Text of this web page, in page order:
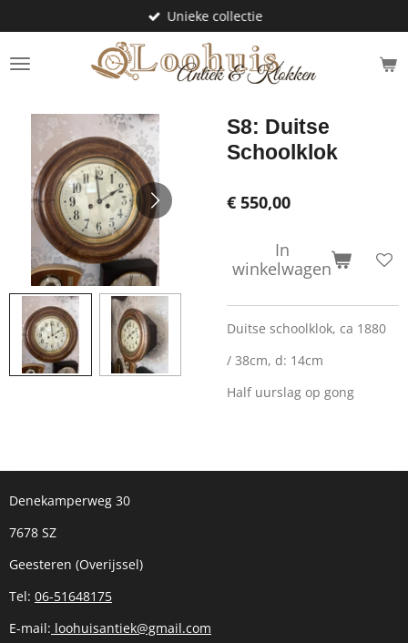
direct
naar
de
Unieke collectie
S8: Duitse
Schoolklok
€ 550,00
In
winkelwagen
Duitse schoolklok, ca 1880
/ 38cm, d: 14cm
Half uurslag op gong
Denekamperweg 30
7678 SZ
Geesteren (Overijssel)
Tel: 06-51648175
E-mail: loohuisantiek@gmail.com